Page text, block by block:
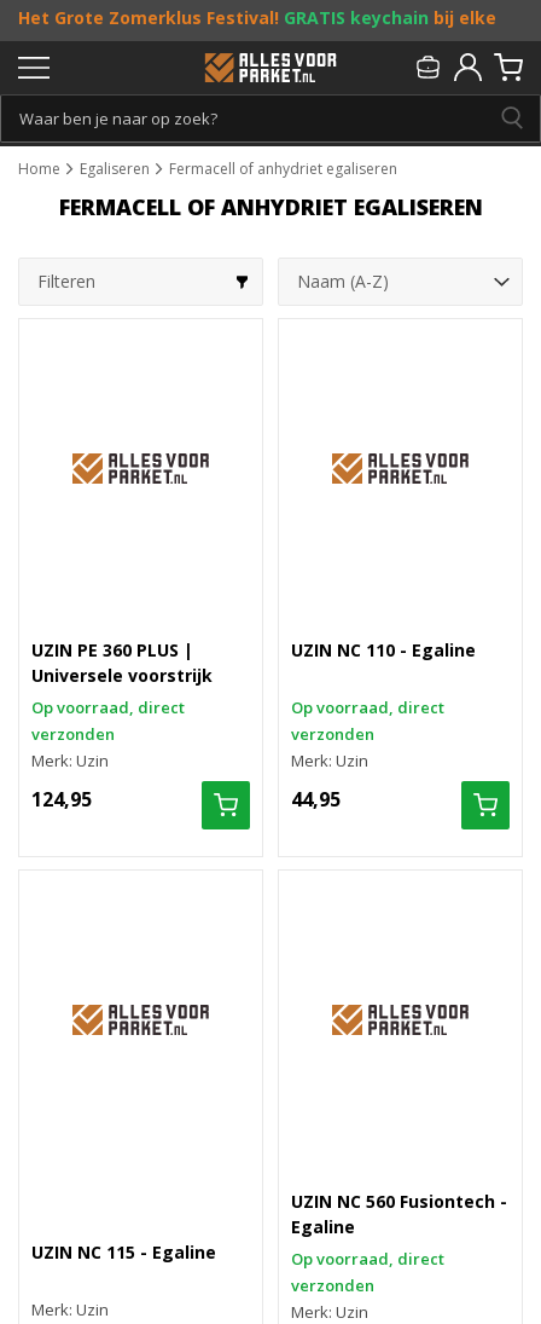
Het Grote Zomerklus Festival! GRATIS keychain bij elke
bestelling vanaf €25, entoffe acties! Doe je mee?
Persoonlijk & gratis advies:013 - 207 00 01
Home Egaliseren Fermacell of anhydriet egaliseren
FERMACELL OF ANHYDRIET EGALISEREN
Filteren
UZIN PE 360 PLUS |
Universele voorstrijk
Op voorraad, direct
verzonden
Merk: Uzin
124,95
UZIN NC 110 - Egaline
Op voorraad, direct
verzonden
Merk: Uzin
44,95
UZIN NC 115 - Egaline
Merk: Uzin
UZIN NC 560 Fusiontech -
Egaline
Op voorraad, direct
verzonden
Merk: Uzin